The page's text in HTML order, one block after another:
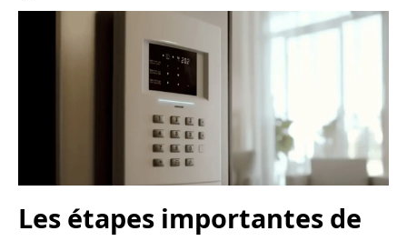
Les étapes importantes de